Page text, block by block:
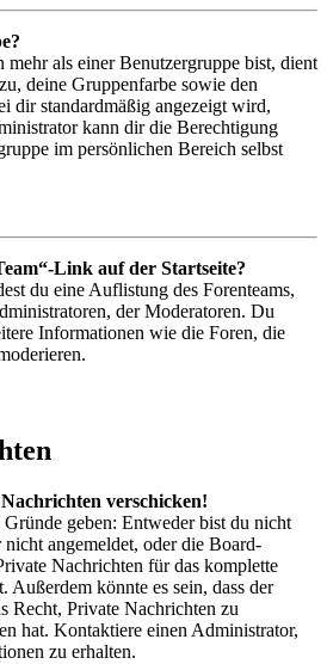
als einer Benutzergruppe bist, dient
deine Gruppenfarbe sowie den
dir standardmäßig angezeigt wird,
kann dir die Berechtigung
im persönlichen Bereich selbst
Link auf der Startseite?
du eine Auflistung des Forenteams,
der Moderatoren. Du
Informationen wie die Foren, die
verschicken!
geben: Entweder bist du nicht
angemeldet, oder die Board-
Nachrichten für das komplette
Außerdem könnte es sein, dass der
Recht, Private Nachrichten zu
hat. Kontaktiere einen Administrator,
zu erhalten.